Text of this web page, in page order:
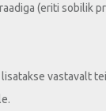
(eriti sobilik
lisatakse vastavalt